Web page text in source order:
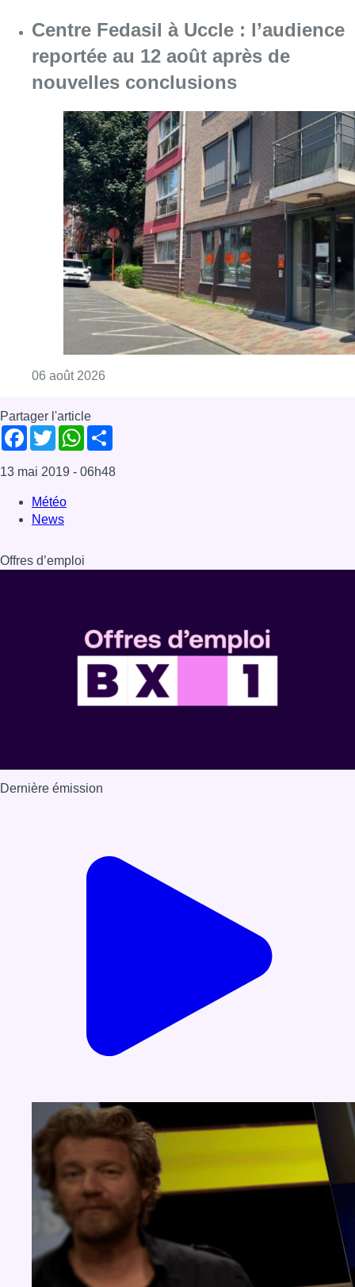
Centre Fedasil à Uccle : l’audience
reportée au 12 août après de
nouvelles conclusions
06 août 2026
Partager l'article
Facebook
TwitterWhatsApp
13 mai 2019 - 06h48
Météo
News
Offres d’emploi
Dernière émission